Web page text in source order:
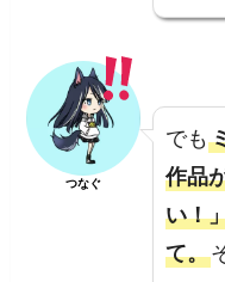
つなぐ
でも
作品
い！
て。